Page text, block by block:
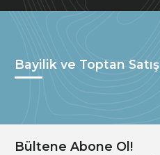
Bayilik ve Toptan Satış
Bültene Abone Ol!